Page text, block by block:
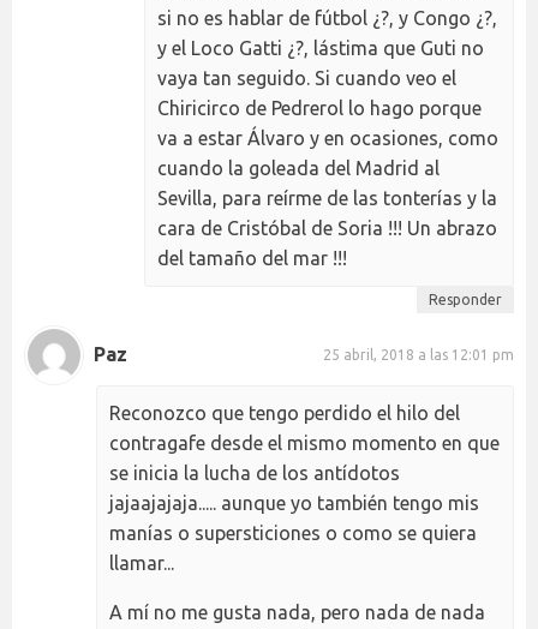
si no es hablar de fútbol ¿?, y Congo ¿?,
y el Loco Gatti ¿?, lástima que Guti no
vaya tan seguido. Si cuando veo el
Chiricirco de Pedrerol lo hago porque
va a estar Álvaro y en ocasiones, como
cuando la goleada del Madrid al
Sevilla, para reírme de las tonterías y la
cara de Cristóbal de Soria !!! Un abrazo
del tamaño del mar !!!
Responder
Paz 25 abril, 2018 a las 12:01 pm
Reconozco que tengo perdido el hilo del
contragafe desde el mismo momento en que
se inicia la lucha de los antídotos
jajaajajaja..... aunque yo también tengo mis
manías o supersticiones o como se quiera
llamar...
A mí no me gusta nada, pero nada de nada